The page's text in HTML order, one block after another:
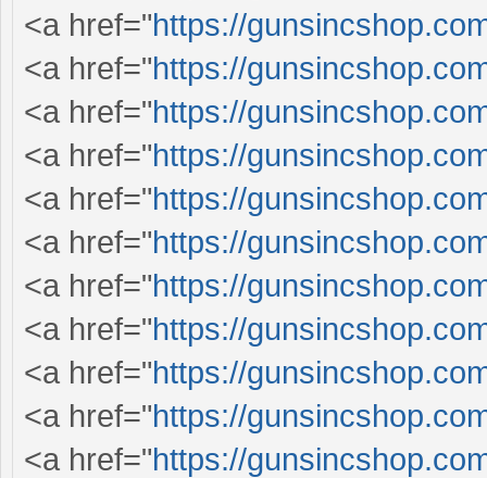
<a href="https://
<a href="https://
<a href="https://
<a href="https://
<a href="https://
<a href="https://
<a href="https://
<a href="https://
<a href="https://
<a href="https://
<a href="https://